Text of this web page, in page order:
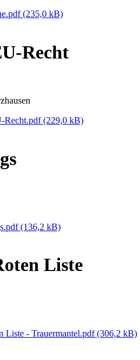
(235,0 kB)
Recht
Recht.pdf(229,0 kB)
(136,2 kB)
Liste
Liste - Trauermantel.pdf(306,2 kB)